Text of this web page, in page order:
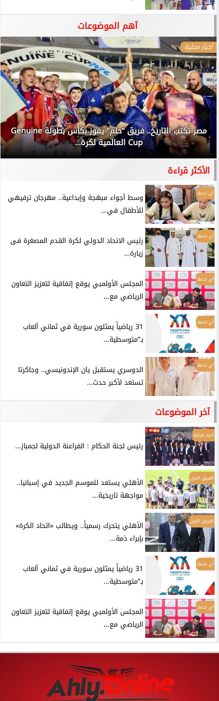
آهم الموضوعات
أخبار محلية
مصر تكتب التاريخ.. فريق “حلم” يفوز بكأس بطولة Genuine
Cup العالمية لكرة...
الأكثر قراءة
أي خدمة
وسط أجواء مبهجة وإبداعية.. مهرجان ترفيهي
للأطفال في...
أي خدمة
رئيس الاتحاد الدولي لكرة القدم المصغرة فى
زيارة...
أي خدمة
المجلس الأولمبي يوقع إتفاقية لتعزيز التعاون
الرياضي مع...
أي خدمة
31 رياضياً يمثلون سورية في ثماني ألعاب
بـ”متوسطية...
أي خدمة
الدوسري يستقبل يان الإندونيسي.. وجاكرتا
تستعد لأكبر حدث...
آخر الموضوعات
أخبار محلية
رئيس لجنة الحكام : الفراعنة الدولية لجمباز...
الفريق الأول
الأهلي يستعد للموسم الجديد في إسبانيا..
مواجهة تاريخية...
الفريق الأول
الأهلي يتحرك رسمياً.. ويطالب «اتحاد الكرة»
بإبراء ذمة...
أي خدمة
31 رياضياً يمثلون سورية في ثماني ألعاب
بـ”متوسطية...
أي خدمة
المجلس الأولمبي يوقع إتفاقية لتعزيز التعاون
الرياضي مع...